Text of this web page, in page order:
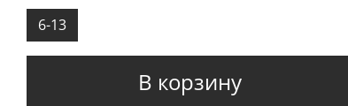
В корзину
6-13